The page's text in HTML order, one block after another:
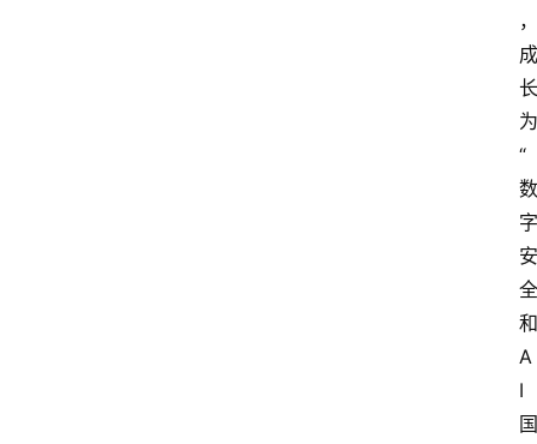
，
成
长
为
“
数
字
安
全
和
A
I
国